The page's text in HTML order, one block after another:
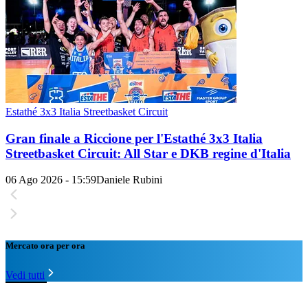
Estathé 3x3 Italia Streetbasket Circuit
Gran finale a Riccione per l'Estathé 3x3 Italia
Streetbasket Circuit: All Star e DKB regine d'Italia
06 Ago 2026 - 15:59Daniele Rubini
Mercato ora per ora
Vedi tutti